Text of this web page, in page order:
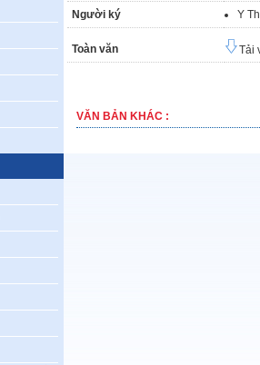
Người ký Y
Toàn văn Tải
VĂN BẢN KHÁC :